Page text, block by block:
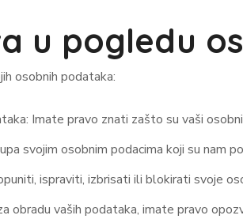
u pogledu
osobnih podataka:
Imate pravo znati zašto su vaši
svojim osobnim podacima koji su nam
ispraviti, izbrisati ili blokirati svoje
obradu vaših podataka, imate pravo